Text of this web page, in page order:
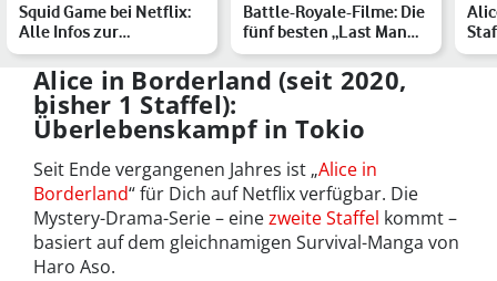
Squid Game bei Netflix:
Alle Infos zur
südkoreanischen
Survival-S…
Battle-Royale-Filme: Die
fünf besten „Last Man
Standing“-Streifen…
Alice in Borderland (seit 2020,
bisher 1 Staffel):
Überlebenskampf in Tokio
Seit Ende vergangenen Jahres ist „Alice in
Borderland“ für Dich auf Netflix verfügbar. Die
Mystery-Drama-Serie – einezweite Staffel kommt –
basiert auf dem gleichnamigen Survival-Manga von
Haro Aso.